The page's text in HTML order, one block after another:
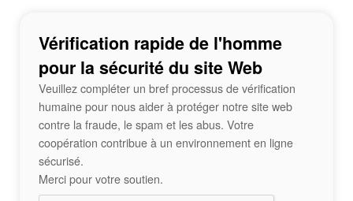
Vérification rapide de l'homme
pour la sécurité du site Web
Veuillez compléter un bref processus de vérification
humaine pour nous aider à protéger notre site web
contre la fraude, le spam et les abus. Votre
coopération contribue à un environnement en ligne
sécurisé.
Merci pour votre soutien.